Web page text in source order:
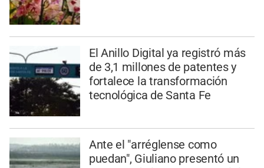
El Anillo Digital ya registró más
de 3,1 millones de patentes y
fortalece la transformación
tecnológica de Santa Fe
Ante el "arréglense como
puedan", Giuliano presentó un